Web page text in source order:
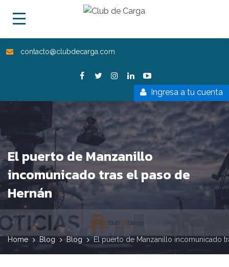
contacto@clubdecarga.com
Ingresa a tu cuenta
El puerto de Manzanillo
incomunicado tras el paso de
Hernán
Home Blog Blog El puerto de Manzanillo incomunicado